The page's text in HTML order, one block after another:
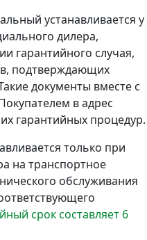
устанавливается у
дилера,
гарантийного случая,
подтверждающих
документы вместе с
в адрес
гарантийных процедур.
только при
на транспортное
обслуживания
срок составляет 6